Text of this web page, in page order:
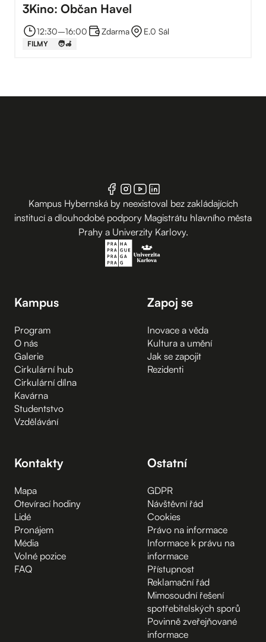
3Kino: Občan Havel
12:30–⁠16:00 Zdarma E.0 Sál
FILMY 🧑‍🦽
Kampus Hybernská by neexistoval bez zakládajících
institucí a dlouhodobé podpory Magistrátu hlavního města
Prahy a Univerzity Karlovy.
Kampus
Program
O nás
Galerie
Cirkulární hub
Cirkulární dílna
Kavárna
Studentstvo
Vzdělávání
Zapoj se
Inovace a věda
Kultura a umění
Jak se zapojit
Rezidenti
Kontakty
Mapa
Otevírací hodiny
Lidé
Pronájem
Média
Volné pozice
FAQ
Ostatní
GDPR
Návštěvní řád
Cookies
Právo na informace
Informace k právu na
informace
Přístupnost
Reklamační řád
Mimosoudní řešení
spotřebitelských sporů
Povinně zveřejňované
informace